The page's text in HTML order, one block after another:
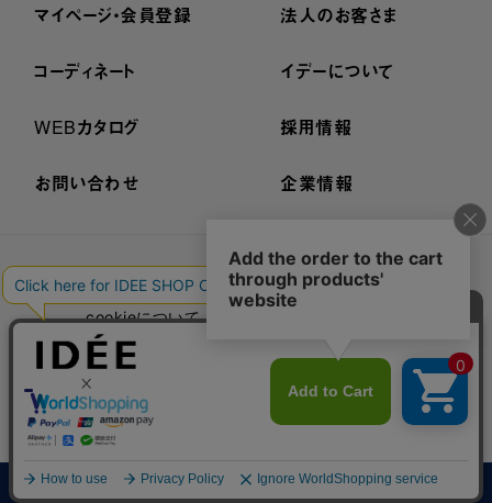
マイページ・会員登録
コーディネート
WEBカタログ
お問い合わせ
法人のお客さま
イデーについて
採用情報
企業情報
プライバシーポリシー 外部送信ポリシー
ご利用規約
cookieについて
特定商取引法に基づく表示
古物営業法に基づく表示